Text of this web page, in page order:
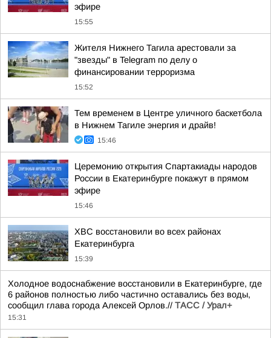
эфире
15:55
Жителя Нижнего Тагила арестовали за
"звезды" в Telegram по делу о
финансировании терроризма
15:52
Тем временем в Центре уличного баскетбола
в Нижнем Тагиле энергия и драйв!
15:46
Церемонию открытия Спартакиады народов
России в Екатеринбурге покажут в прямом
эфире
15:46
ХВС восстановили во всех районах
Екатеринбурга
15:39
Холодное водоснабжение восстановили в Екатеринбурге, где
6 районов полностью либо частично оставались без воды,
сообщил глава города Алексей Орлов.// ТАСС / Урал+
15:31